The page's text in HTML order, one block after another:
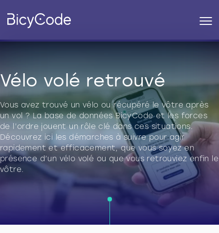
Vélo volé retrouvé
Vous avez trouvé un vélo ou récupéré le vôtre après
un vol ? La base de données BicyCode et les forces
de l’ordre jouent un rôle clé dans ces situations.
Découvrez ici les démarches à suivre pour agir
rapidement et efficacement, que vous soyez en
présence d’un vélo volé ou que vous retrouviez enfin le
vôtre.